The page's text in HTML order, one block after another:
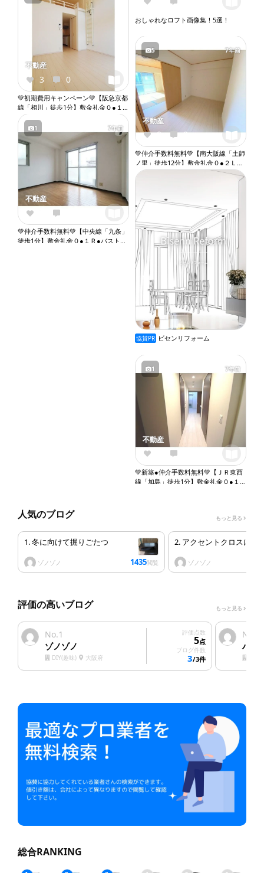
3 0
💚初期費用キャンペーン💚【阪急京都
線「相川」徒歩1分】敷金礼金０●１
Ｋ●ロフト●角部屋●ネット無料●２口
ガスコンロ●バストイレ別●ウォシュ
レット●独立洗面台●室内洗濯機置き
場●プロパンガス『X116』
不動産
1 7年前
💚仲介手数料無料💚【中央線「九条」
徒歩1分】敷金礼金０●１Ｒ●バストイ
不動産
おしゃれなロフト画像集！5選！
5 7年前
0 0
💚仲介手数料無料💚【南大阪線「土師
ノ里」徒歩12分】敷金礼金０●２ＬＤ
Ｋ●ガスコンロ設置可●バストイレ別●
独立洗面台●室内洗濯機置き場
不動産
協賛PR ビセンリフォーム
1 7年前
💚新築●仲介手数料無料💚【ＪＲ東西
線「加島」徒歩1分】敷金礼金０●１
不動産
人気のブログ もっと見る
1. 冬に向けて掘りごたつ
ゾノゾノ 1435閲覧
2. アクセントクロスにし
ゾノゾノ
評価の高いブログ もっと見る
No.1
ゾノゾノ
DIY(趣味) 大阪府
評価点数
5点
ブログ件数
3/3件
No.
ハウ
総合RANKING